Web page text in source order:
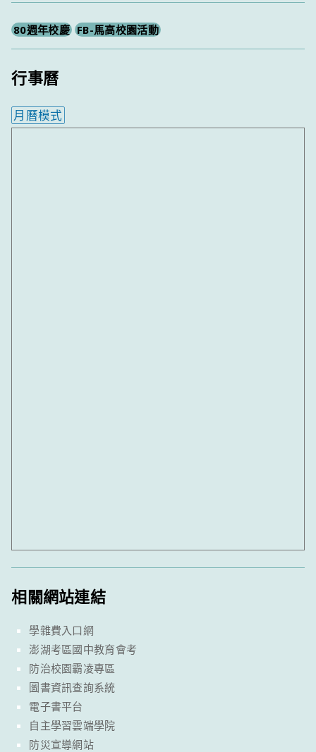
80週年校慶 FB-馬高校園活動
行事曆
月曆模式
相關網站連結
學雜費入口網
澎湖考區國中教育會考
防治校園霸凌專區
圖書資訊查詢系統
電子書平台
自主學習雲端學院
防災宣導網站